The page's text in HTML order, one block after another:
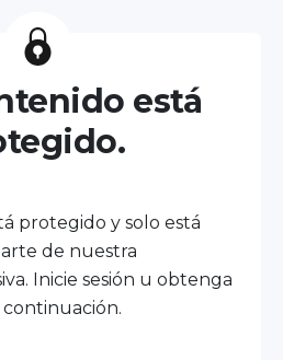
está
protegido y solo está
de nuestra
Inicie sesión u obtenga
continuación.